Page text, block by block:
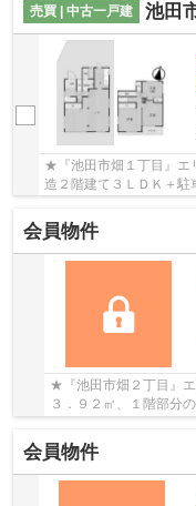
売買 | 中古一戸建
池田
★『池田市畑１丁目』エ
造２階建て３ＬＤＫ＋駐
会員物件
★『池田市畑２丁目』
３．９２㎡、１階部分
会員物件